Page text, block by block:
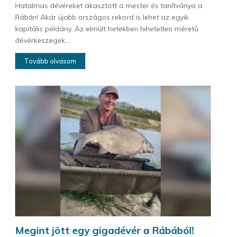
Hatalmas dévéreket akasztott a mester és tanítványa a
Rábán! Akár újabb országos rekord is lehet az egyik
kapitális példány. Az elmúlt hetekben hihetetlen méretű
dévérkeszegek...
Tovább olvasom
Megint jött egy gigadévér a Rábából!